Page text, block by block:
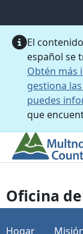
El
español se
Obtén más
gestiona
puedes
que
Oficina
Hogar